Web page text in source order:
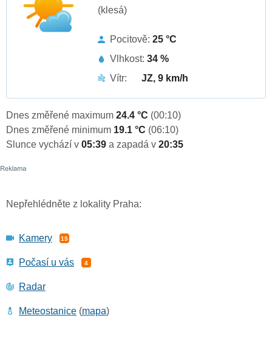
(klesá)
Pocitově: 25 °C
Vlhkost: 34 %
Vítr:
JZ, 9 km/h
Dnes změřené maximum 24.4 °C (00:10)
Dnes změřené minimum 19.1 °C (06:10)
Slunce vychází v 05:39 a zapadá v 20:35
Nepřehlédněte z lokality Praha:
Kamery 15
Počasí u vás 4
Radar
Meteostanice (mapa)